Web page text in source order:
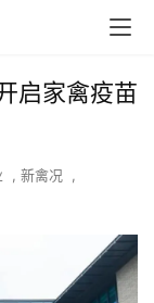
启家禽疫苗
, 新禽况
,